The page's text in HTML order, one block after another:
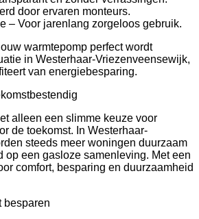
door ervaren monteurs.
– Voor jarenlang zorgeloos gebruik.
warmtepomp perfect wordt
in Westerhaar-Vriezenveensewijk,
van energiebesparing.
alleen een slimme keuze voor
de toekomst. In Westerhaar-
steeds meer woningen duurzaam
op een gasloze samenleving. Met een
comfort, besparing en duurzaamheid
besparen